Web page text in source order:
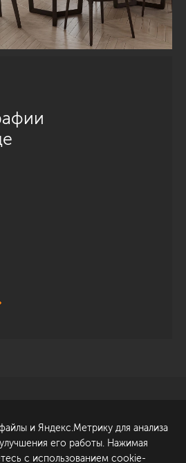
Обсудить проект
6
и Яндекс.Метрику для анализа
его работы. Нажимая
с использованием cookie-